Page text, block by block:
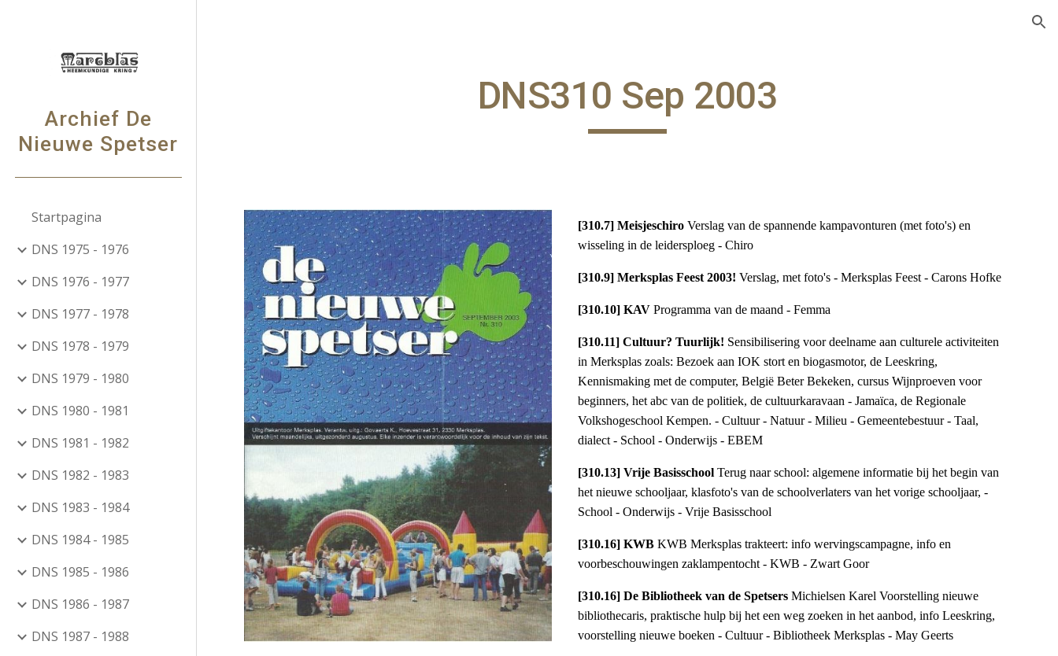
Archief De
Nieuwe Spetser
Startpagina
DNS 1975 - 1976
DNS 1976 - 1977
DNS 1977 - 1978
DNS 1978 - 1979
DNS 1979 - 1980
DNS 1980 - 1981
DNS 1981 - 1982
DNS 1982 - 1983
DNS 1983 - 1984
DNS 1984 - 1985
DNS 1985 - 1986
DNS 1986 - 1987
DNS 1987 - 1988
DNS310 Sep 2003
[310.7] MeisjeschiroVerslag van de spannende kampavonturen (met foto's) en
wisseling in de leidersploeg - Chiro
[310.9] Merksplas Feest 2003!Verslag, met foto's - Merksplas Feest - Carons Hofke
[310.10] KAVProgramma van de maand - Femma
[310.11] Cultuur? Tuurlijk! Sensibilisering voor deelname aan culturele activiteiten
in Merksplas zoals: Bezoek aan IOK stort en biogasmotor, de Leeskring,
Kennismaking met de computer, België Beter Bekeken, cursus Wijnproeven voor
beginners, het abc van de politiek, de cultuurkaravaan - Jamaïca, de Regionale
Volkshogeschool Kempen. - Cultuur - Natuur - Milieu - Gemeentebestuur - Taal,
dialect - School - Onderwijs - EBEM
[310.13] Vrije BasisschoolTerug naar school: algemene informatie bij het begin van
het nieuwe schooljaar, klasfoto's van de schoolverlaters van het vorige schooljaar, -
School - Onderwijs - Vrije Basisschool
[310.16] KWBKWB Merksplas trakteert: info wervingscampagne, info en
voorbeschouwingen zaklampentocht - KWB - Zwart Goor
[310.16] De Bibliotheek van de SpetsersMichielsen Karel Voorstelling nieuwe
bibliothecaris, praktische hulp bij het een weg zoeken in het aanbod, info Leeskring,
voorstelling nieuwe boeken - Cultuur - Bibliotheek Merksplas - May Geerts